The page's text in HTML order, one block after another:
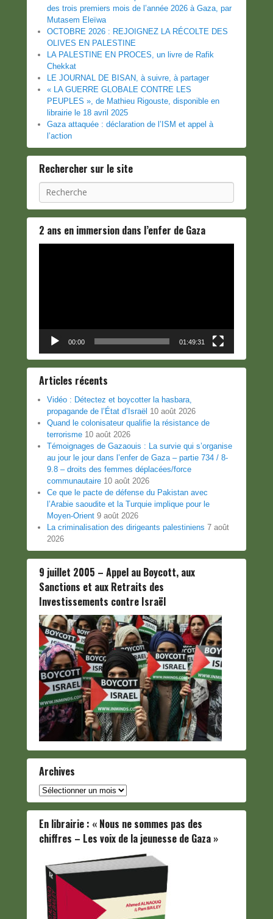
des trois premiers mois de l’année 2026 à Gaza, par
Mutasem Eleïwa
OCTOBRE 2026 : REJOIGNEZ LA RÉCOLTE DES
OLIVES EN PALESTINE
LA PALESTINE EN PROCES, un livre de Rafik
Chekkat
LE JOURNAL DE BISAN, à suivre, à partager
« LA GUERRE GLOBALE CONTRE LES
PEUPLES », de Mathieu Rigouste, disponible en
librairie le 18 avril 2025
Gaza attaquée : déclaration de l’ISM et appel à
l’action
Rechercher sur le site
Recherche
2 ans en immersion dans l’enfer de Gaza
00:00 01:49:31
Articles récents
Vidéo : Détectez et boycotter la hasbara,
propagande de l’État d’Israël 10 août 2026
Quand le colonisateur qualifie la résistance de
terrorisme 10 août 2026
Témoignages de Gazaouis : La survie qui s’organise
au jour le jour dans l’enfer de Gaza – partie 734 / 8-
9.8 – droits des femmes déplacées/force
communautaire 10 août 2026
Ce que le pacte de défense du Pakistan avec
l’Arabie saoudite et la Turquie implique pour le
Moyen-Orient 9 août 2026
La criminalisation des dirigeants palestiniens 7 août
2026
9 juillet 2005 – Appel au Boycott, aux
Sanctions et aux Retraits des
Investissements contre Israël
Archives
Archives
En librairie : « Nous ne sommes pas des
chiffres – Les voix de la jeunesse de Gaza »